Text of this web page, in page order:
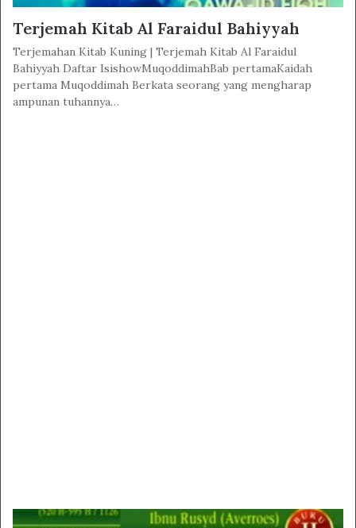
Terjemah Kitab Al Faraidul Bahiyyah
Terjemahan Kitab Kuning | Terjemah Kitab Al Faraidul
Bahiyyah Daftar IsishowMuqoddimahBab pertamaKaidah
pertama Muqoddimah Berkata seorang yang mengharap
ampunan tuhannya…